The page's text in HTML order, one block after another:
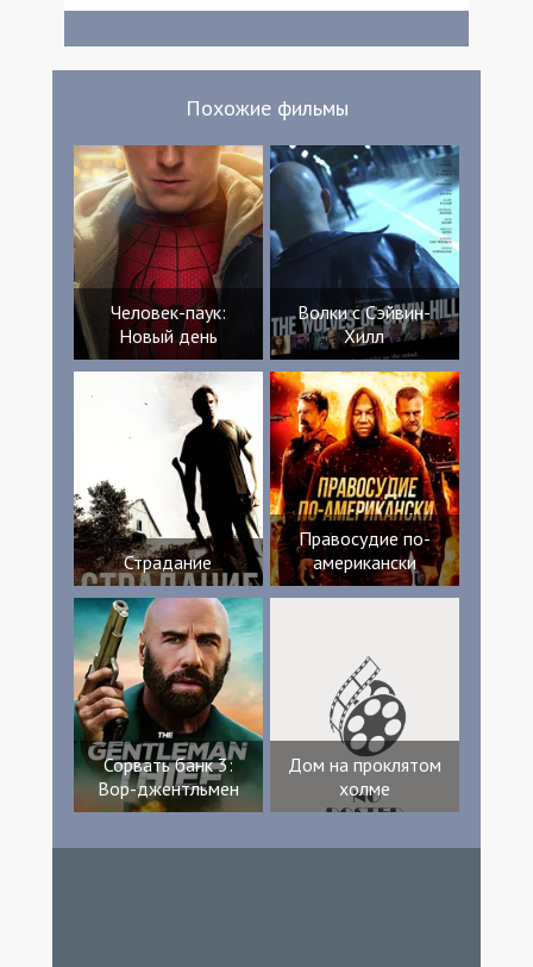
Похожие фильмы
Человек-паук:
Новый день
Волки с Сэйвин-
Хилл
Страдание
Правосудие по-
американски
Сорвать банк 3:
Вор-джентльмен
Дом на проклятом
холме